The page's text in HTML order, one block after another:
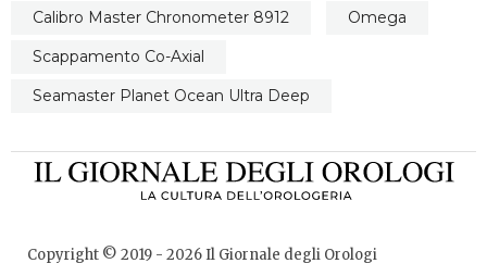
Calibro Master Chronometer 8912
Omega
Scappamento Co-Axial
Seamaster Planet Ocean Ultra Deep
Copyright © 2019 - 2026Il Giornale degli Orologi